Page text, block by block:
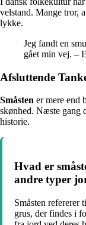
velstand. Mange tror,
lykke.
Jeg fandt en
gået min vej. –
Afsluttende
Småsten er mere end
skønhed. Næste gang
historie.
Hvad er
andre typer
Småsten refererer
grus, der findes i